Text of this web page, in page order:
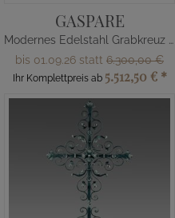
GASPARE
Modernes Edelstahl Grabkreuz mit Messingverzierung
bis 01.09.26 statt 6.300,00 €
Ihr Komplettpreis ab 5.512,50 € *